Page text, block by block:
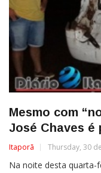
Mesmo com
José Chaves é
Itaporã Thursday, 30
Na noite desta quarta-